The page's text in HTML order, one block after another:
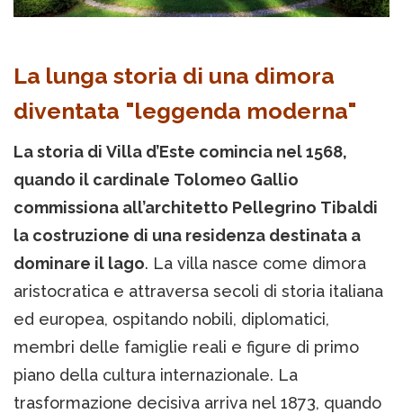
La lunga storia di una dimora
diventata "leggenda moderna"
La storia di Villa d’Este comincia nel 1568,
quando il cardinale Tolomeo Gallio
commissiona all’architetto Pellegrino Tibaldi
la costruzione di una residenza destinata a
dominare il lago. La villa nasce come dimora
aristocratica e attraversa secoli di storia italiana
ed europea, ospitando nobili, diplomatici,
membri delle famiglie reali e figure di primo
piano della cultura internazionale. La
trasformazione decisiva arriva nel 1873, quando